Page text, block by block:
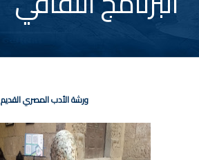
ورشة الأدب المصري القديم